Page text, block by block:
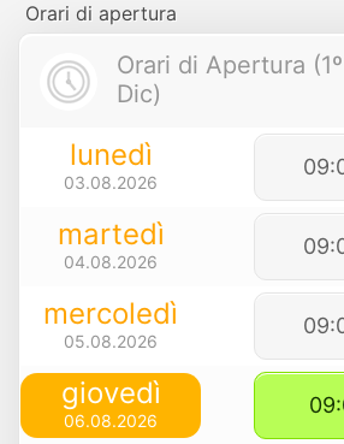
Orari di apertura
Orari di Apertura
Dic)
lunedì
03.08.2026
martedì
04.08.2026
mercoledì
05.08.2026
giovedì
06.08.2026